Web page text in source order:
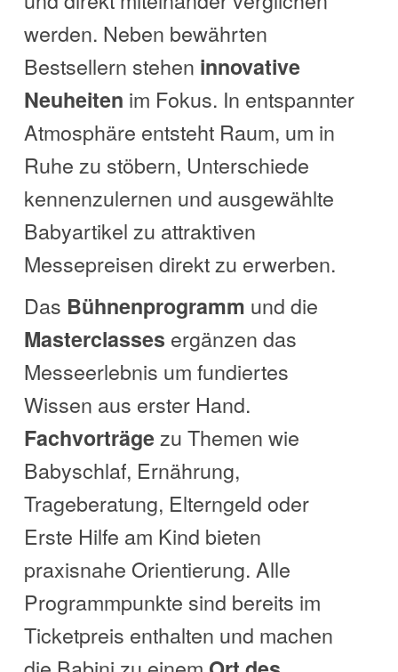
werden. Neben bewährten
Bestsellern stehen innovative
Neuheiten im Fokus. In entspannter
Atmosphäre entsteht Raum, um in
Ruhe zu stöbern, Unterschiede
kennenzulernen und ausgewählte
Babyartikel zu attraktiven
Messepreisen direkt zu erwerben.
Das Bühnenprogramm und die
Masterclasses ergänzen das
Messeerlebnis um fundiertes
Wissen aus erster Hand.
Fachvorträgezu Themen wie
Babyschlaf, Ernährung,
Trageberatung, Elterngeld oder
Erste Hilfe am Kind bieten
praxisnahe Orientierung. Alle
Programmpunkte sind bereits im
Ticketpreis enthalten und machen